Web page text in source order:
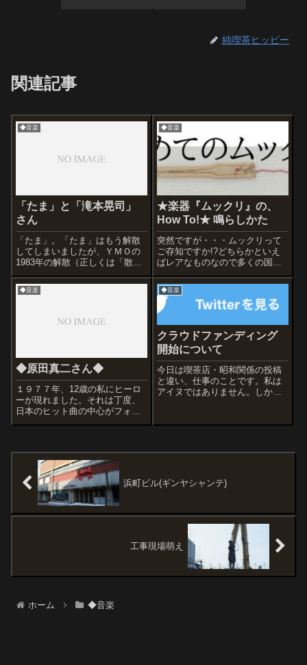
純喫茶ヒッピー
関連記事
◆音楽
「たま」と「滝本晃司」
さん
「たま」。「たま」はもう解散
してしまいましたが、ＹＭＯの
1983年の解散（正しくは「散
会」と呼ばれていました）以来
はじめて「どえらい才能の人た
ちがでてきた～」と深夜にもの
グループです。1989年頃のこと
でした。ラ...
◆音楽
★楽器『ムックリ』の、
How To!★ 鳴らしかた
突然ですが・・・ムックリって
ご存知ですか!?どちらかといえ
ばレアなものなので多くの国民
が知っているというものではあ
りませんが、最近は以下の理由
により注目度が確実にアップし
ていると思われます。それ
は・・・①「ウポポイ(国立アイ
ヌ民族博物館)」...
◆音楽
◆原田真二さん◆
１９７７年、12歳の私にヒーロ
ーが現れました。それは丁度、
日本のヒット曲の中心がフォー
クソングから『ニューミュージ
ォークソング歌手と言われてい
た時もあります。デビューが吉
田拓郎プロデュ...
◆音楽
クラウドファンディング
開始について
今日は喫茶店・昭和関係の投稿
と違い、仕事のことです。私は
アイヌではありません。しか
けている者で、ムックリの製作
浜町ビル(ギンヤシャンテ)
工事現場萌え
ホーム ◆音楽